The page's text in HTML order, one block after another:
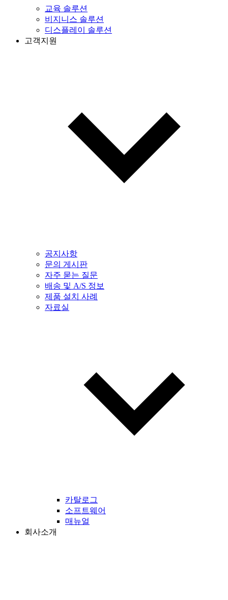
교육 솔루션
비지니스 솔루션
디스플레이 솔루션
고객지원
공지사항
문의 게시판
자주 묻는 질문
배송 및 A/S 정보
제품 설치 사례
자료실
카탈로그
소프트웨어
매뉴얼
회사소개